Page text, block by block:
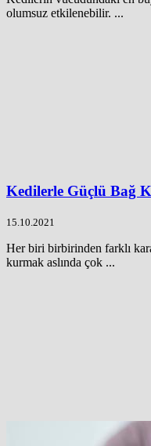
olumsuz etkilenebilir. ...
Kedilerle Güçlü Bağ
15.10.2021
Her biri birbirinden farklı
kurmak aslında çok ...